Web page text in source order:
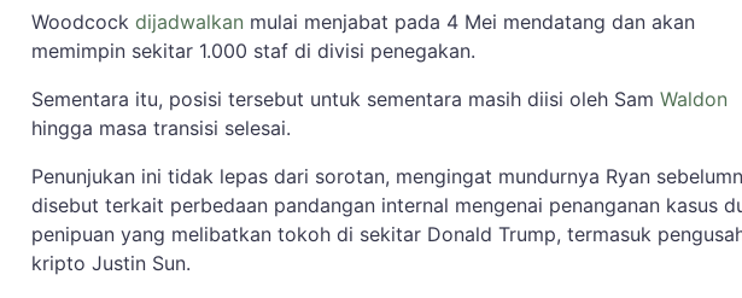
Woodcock dijadwalkan mulai menjabat pada 4 Mei mendatang dan akan
memimpin sekitar 1.000 staf di divisi penegakan.
Sementara itu, posisi tersebut untuk sementara masih diisi oleh Sam Waldon
hingga masa transisi selesai.
Penunjukan ini tidak lepas dari sorotan, mengingat mundurnya Ryan
disebut terkait perbedaan pandangan internal mengenai penanganan kasus
penipuan yang melibatkan tokoh di sekitar Donald Trump, termasuk
kripto Justin Sun.